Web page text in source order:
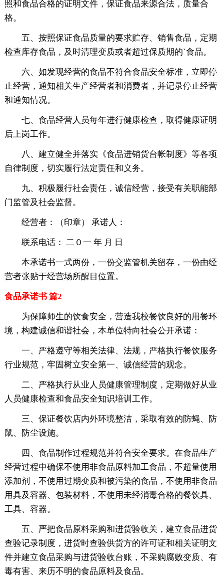
照和食品合格的证明文件，保证食品来源合法，质量合
格。
五、按照保证食品质量的要求贮存、销售食品，定期
检查库存食品，及时清理变质或者超过保质期的`食品。
六、如发现经营的食品不符合食品安全标准，立即停
止经营，通知相关生产经营者和消费者，并记录停止经营
和通知情况。
七、食品经营人员每年进行健康检查，取得健康证明
后上岗工作。
八、建立健全并落实《食品进销货台帐制度》等各项
自律制度，切实履行法定责任和义务。
九、积极履行社会责任，诚信经营，接受有关职能部
门监管及社会监督。
经营者：（印章） 承诺人：
联系电话： 二０一 年 月 日
本承诺书一式两份，一份交监管机关留存，一份由经
营者张贴于经营场所醒目位置。
食品承诺书 篇2
为保障师生的饮食安全，营造我校餐饮良好的用餐环
境，构建诚信和谐社会，本单位特向社会公开承诺：
一、严格遵守等相关法律、法规，严格执行餐饮服务
行业规范，牢固树立安全第一、诚信经营的观念。
二、严格执行从业人员健康管理制度，定期做好从业
人员健康检查和食品安全知识培训工作。
三、保证餐饮店内外环境整洁，采取有效的防蝇、防
鼠、防尘设施。
四、食品制作过程规范并符合安全要求。在食品生产
经营过程中确保不使用非食品原料加工食品，不超量使用
添加剂，不使用过期变质和被污染的食品，不使用非食品
用具及容器、包装材料，不使用未经消毒合格的餐饮具、
工具、容器。
五、严把食品原料采购和进货验收关，建立食品进货
查验记录制度，进货时查验供货方的许可证和相关证明文
件并建立食品采购与进货验收台账，不采购腐败变质、有
毒有害、来历不明的食品原料及食品。